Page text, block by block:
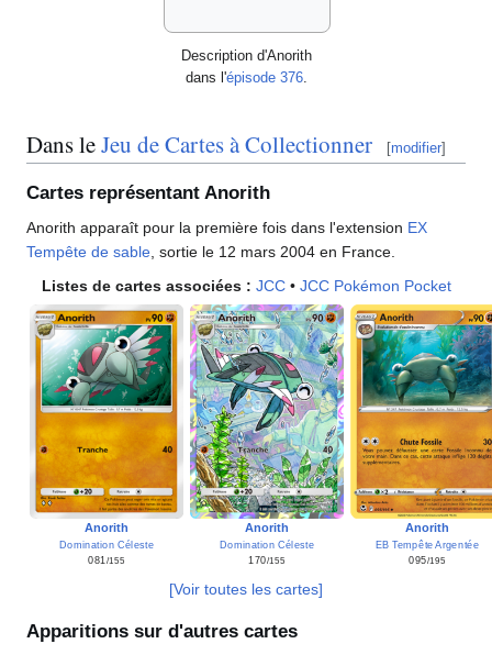
Description d'Anorith
dans l'épisode 376.
Dans leJeu de Cartes à Collectionner [modifier]
Cartes représentant Anorith
Anorith apparaît pour la première fois dans l'extension EX
Tempête de sable , sortie le 12 mars 2004 en France.
Listes de cartes associées : JCC• JCC Pokémon Pocket
Anorith
Domination Céleste
081/155
Anorith
Domination Céleste
170/155
Anorith
EB Tempête Argentée
095/195
[Voir toutes les cartes]
Apparitions sur d'autres cartes